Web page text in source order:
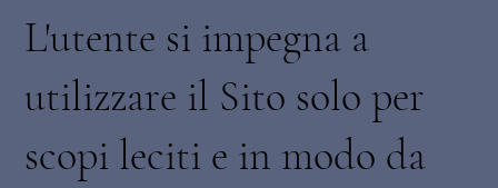
L'utente si impegna a
utilizzare il Sito solo per
scopi leciti e in modo da